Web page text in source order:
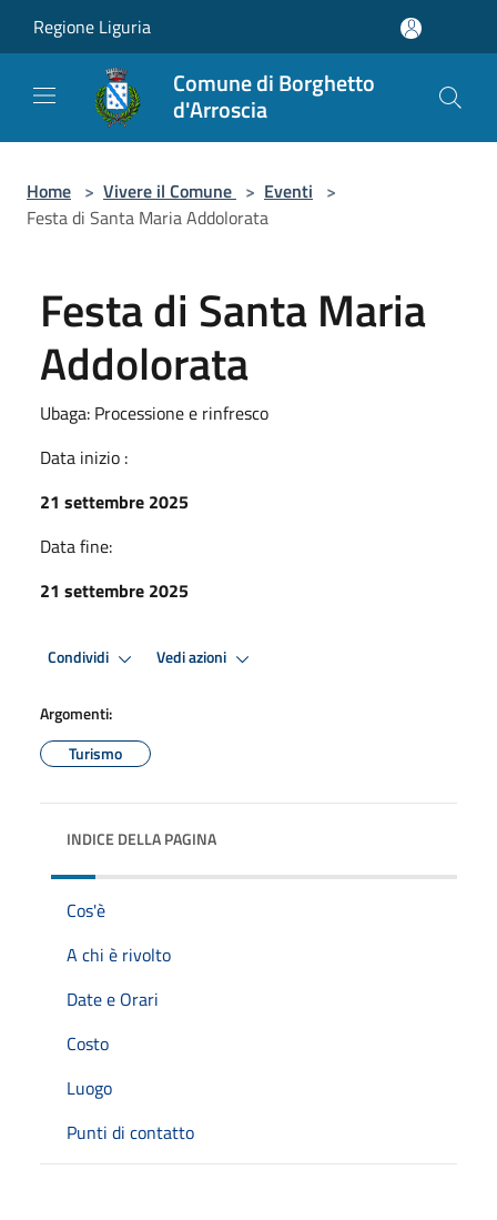
Regione Liguria
Comune di Borghetto
d'Arroscia
Home > Vivere il Comune > Eventi >
Festa di Santa Maria Addolorata
Festa di Santa Maria
Addolorata
Ubaga: Processione e rinfresco
Data inizio :
21 settembre 2025
Data fine:
21 settembre 2025
Condividi Vedi azioni
Argomenti:
Turismo
INDICE DELLA PAGINA
Cos'è
A chi è rivolto
Date e Orari
Costo
Luogo
Punti di contatto